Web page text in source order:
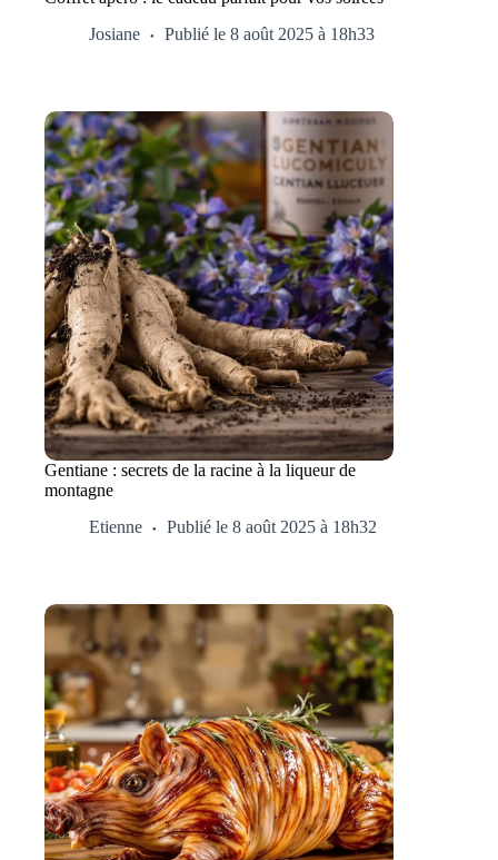
Josiane
Publié le 8 août 2025 à 18h33
Gentiane : secrets de la racine à la liqueur de
montagne
Etienne
Publié le 8 août 2025 à 18h32